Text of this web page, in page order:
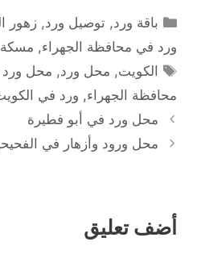
التصنيفات
باقة ورد,توصيل ورد,زهور
ورد في محافظة الجهراء,
الوسوم
الكويت, محل ورد, محل ورد
محافظة الجهراء, ورد في
محل ورد في أبو فطيرة
محل ورود وأزهار في
أضف تعليق